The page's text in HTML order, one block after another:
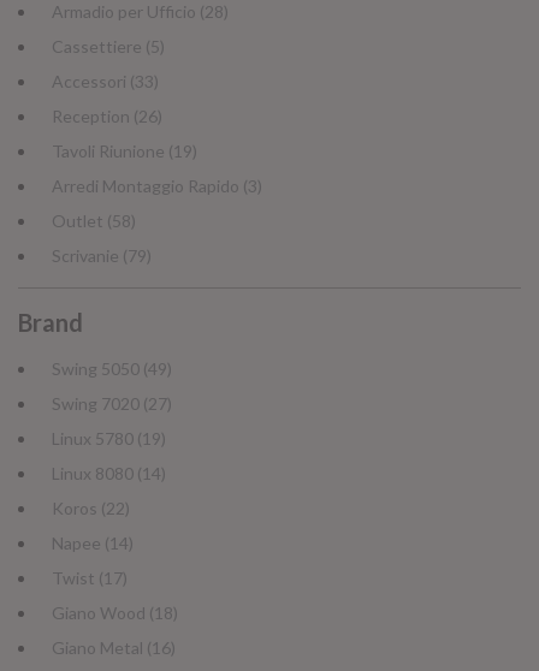
Armadio per Ufficio (28)
Cassettiere (5)
Accessori (33)
Reception (26)
Tavoli Riunione (19)
Arredi Montaggio Rapido (3)
Outlet (58)
Scrivanie (79)
Brand
Swing 5050 (49)
Swing 7020 (27)
Linux 5780 (19)
Linux 8080 (14)
Koros (22)
Napee (14)
Twist (17)
Giano Wood (18)
Giano Metal (16)